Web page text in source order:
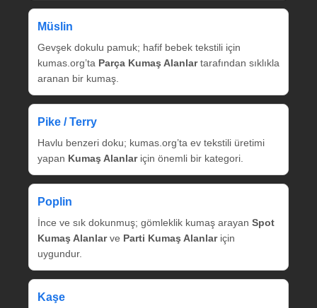
Müslin
Gevşek dokulu pamuk; hafif bebek tekstili için
kumas.org’ta Parça Kumaş Alanlartarafından sıklıkla
aranan bir kumaş.
Pike / Terry
Havlu benzeri doku; kumas.org’ta ev tekstili üretimi
yapan Kumaş Alanlariçin önemli bir kategori.
Poplin
İnce ve sık dokunmuş; gömleklik kumaş arayan Spot
Kumaş Alanlarve Parti Kumaş Alanlariçin
uygundur.
Kaşe